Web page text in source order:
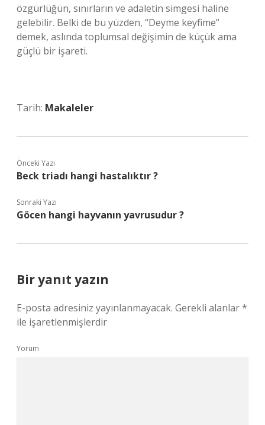
özgürlüğün, sınırların ve adaletin simgesi haline
gelebilir. Belki de bu yüzden, “Deyme keyfime”
demek, aslında toplumsal değişimin de küçük ama
güçlü bir işareti.
Tarih: Makaleler
Önceki Yazı
Beck triadı hangi hastalıktır ?
Sonraki Yazı
Göcen hangi hayvanın yavrusudur ?
Bir yanıt yazın
E-posta adresiniz yayınlanmayacak. Gerekli alanlar*
ile işaretlenmişlerdir
Yorum